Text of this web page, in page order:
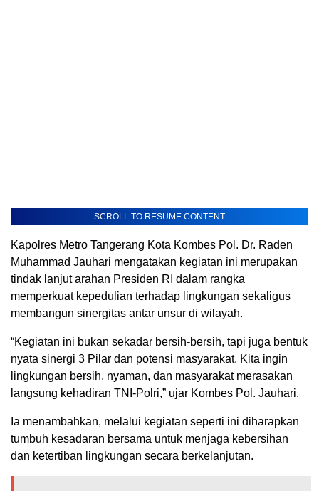
SCROLL TO RESUME CONTENT
Kapolres Metro Tangerang Kota Kombes Pol. Dr. Raden
Muhammad Jauhari mengatakan kegiatan ini merupakan
tindak lanjut arahan Presiden RI dalam rangka
memperkuat kepedulian terhadap lingkungan sekaligus
membangun sinergitas antar unsur di wilayah.
“Kegiatan ini bukan sekadar bersih-bersih, tapi juga bentuk
nyata sinergi 3 Pilar dan potensi masyarakat. Kita ingin
lingkungan bersih, nyaman, dan masyarakat merasakan
langsung kehadiran TNI-Polri,” ujar Kombes Pol. Jauhari.
Ia menambahkan, melalui kegiatan seperti ini diharapkan
tumbuh kesadaran bersama untuk menjaga kebersihan
dan ketertiban lingkungan secara berkelanjutan.